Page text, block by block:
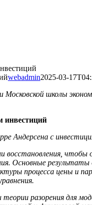
webadmin2025-03-
Московской школы
инвестиций
Андерсена с
Основные
процесса цены и
разорения для